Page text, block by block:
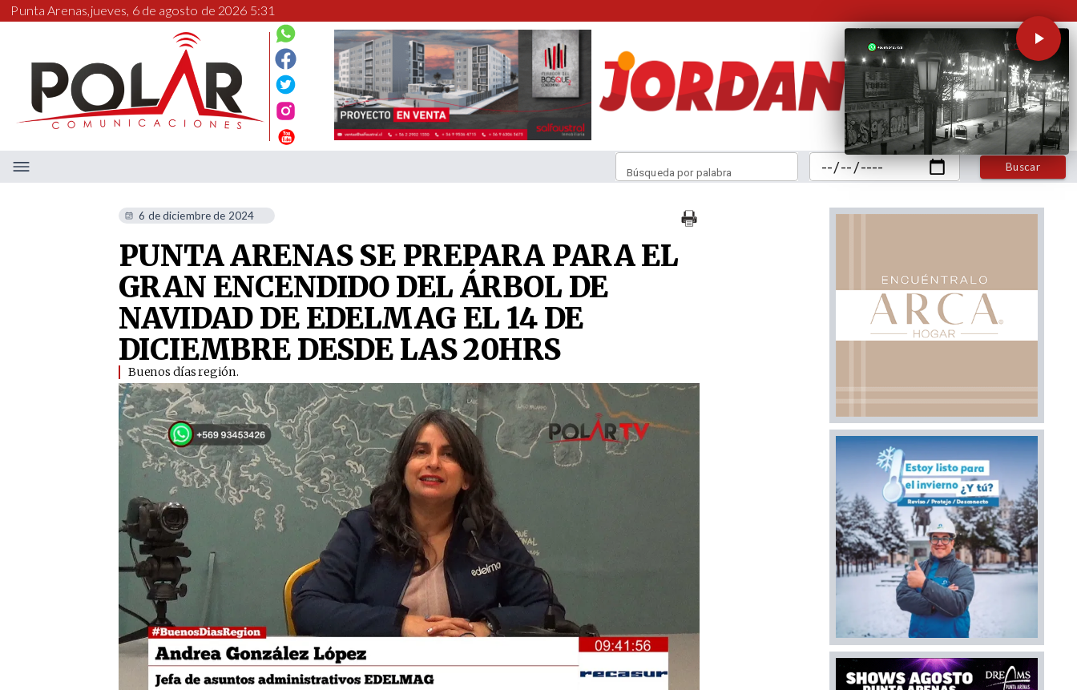
Punta Arenas,jueves, 6 de agosto de 2026 5:31
Buscar
Búsqueda por palabra
6 de diciembre de 2024
PUNTA ARENAS SE PREPARA PARA EL
GRAN ENCENDIDO DEL ÁRBOL DE
NAVIDAD DE EDELMAG EL 14 DE
DICIEMBRE DESDE LAS 20HRS
Buenos días región.